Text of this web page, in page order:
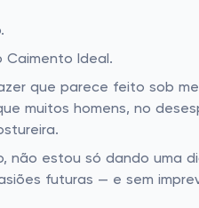
Caimento Ideal.
que parece feito sob
muitos homens, no
não estou só dando uma
futuras — e sem